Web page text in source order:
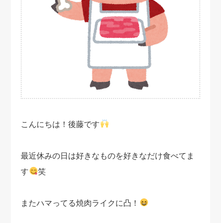
こんにちは！後藤です
最近休みの日は好きなものを好きなだけ食べてま
す
笑
またハマってる焼肉ライクに凸！